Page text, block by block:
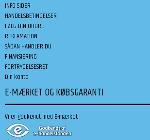
INFO SIDER
HANDELSBETINGELSER
FØLG DIN ORDRE
REKLAMATION
SÅDAN HANDLER DU
FINANSIERING
FORTRYDELSESRET
Din konto
E-MÆRKET OG KØBSGARANTI
Vi er godkendt med E-mærket: